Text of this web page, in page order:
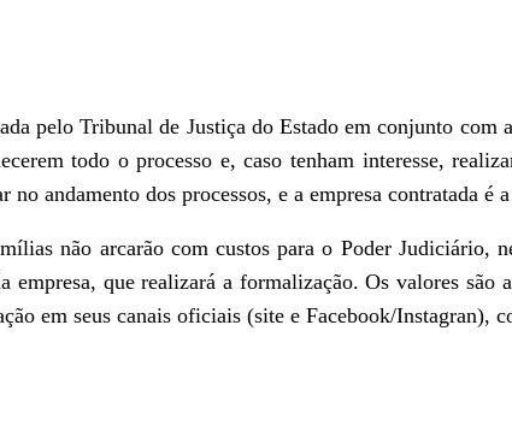
pelo Tribunal de Justiça do Estado em conjunto com
todo o processo e, caso tenham interesse,
andamento dos processos, e a empresa contratada
não arcarão com custos para o Poder Judiciário,
empresa, que realizará a formalização. Os valores
em seus canais oficiais (site e Facebook/Instagran),